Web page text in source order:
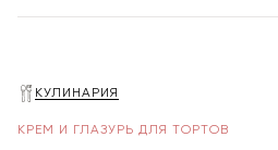
КУЛИНАРИЯ
КРЕМ И ГЛАЗУРЬ ДЛЯ ТОРТОВ